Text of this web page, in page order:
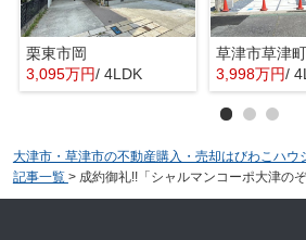
栗東市岡
3,095万円/ 4LDK
3,998万円/
大津市・草津市の不動産購入・売却はびわこハウ
記事一覧 > 成約御礼!!「シャルマンコーポ大津のぞ